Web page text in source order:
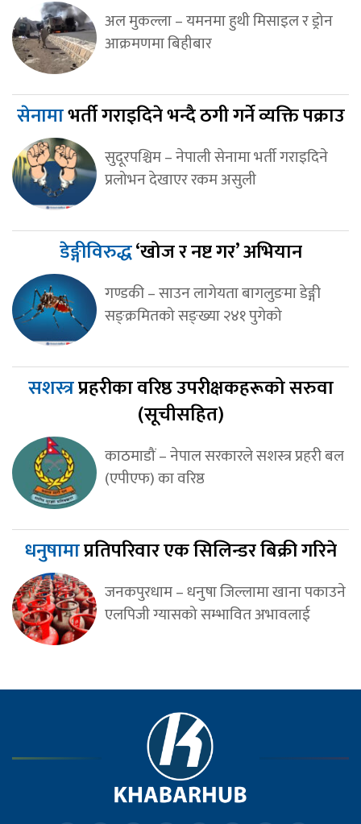
अल मुकल्ला – यमनमा हुथी मिसाइल र ड्रोन
आक्रमणमा बिहीबार
सेनामाभर्ती गराइदिने भन्दै ठगी गर्ने व्यक्ति पक्राउ
सुदूरपश्चिम – नेपाली सेनामा भर्ती गराइदिने
प्रलोभन देखाएर रकम असुली
डेङ्गीविरुद्ध‘खोज र नष्ट गर’ अभियान
गण्डकी – साउन लागेयता बागलुङमा डेङ्गी
सङ्क्रमितको सङ्ख्या २४१ पुगेको
सशस्त्रप्रहरीका वरिष्ठ उपरीक्षकहरूको सरुवा
(सूचीसहित)
काठमाडौं – नेपाल सरकारले सशस्त्र प्रहरी बल
(एपीएफ) का वरिष्ठ
धनुषामाप्रतिपरिवार एक सिलिन्डर बिक्री गरिने
जनकपुरधाम – धनुषा जिल्लामा खाना पकाउने
एलपिजी ग्यासको सम्भावित अभावलाई